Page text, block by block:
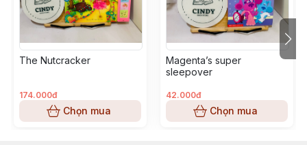
The Nutcracker
174.000đ
Chọn mua
Magenta’s super
sleepover
42.000đ
Chọn mua